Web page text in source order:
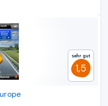
Sehr gut
1,5